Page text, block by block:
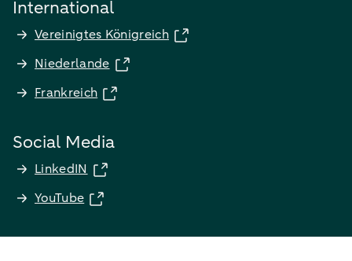
International
Vereinigtes Königreich
Niederlande
Frankreich
Social Media
LinkedIN
YouTube